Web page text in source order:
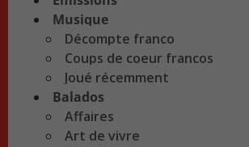
Musique
Décompte franco
Coups de coeur francos
Joué récemment
Balados
Affaires
Art de vivre